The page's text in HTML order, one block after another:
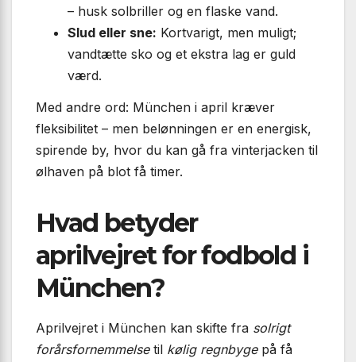
– husk solbriller og en flaske vand.
Slud eller sne: Kortvarigt, men muligt;
vandtætte sko og et ekstra lag er guld
værd.
Med andre ord: München i april kræver
fleksibilitet – men belønningen er en energisk,
spirende by, hvor du kan gå fra vinterjacken til
ølhaven på blot få timer.
Hvad betyder
aprilvejret for fodbold i
München?
Aprilvejret i München kan skifte fra solrigt
forårsfornemmelsetil kølig regnbygepå få